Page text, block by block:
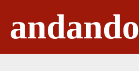
springenandando